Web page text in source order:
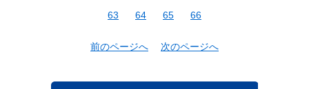
63
64 65 66
前のページへ 次のページへ